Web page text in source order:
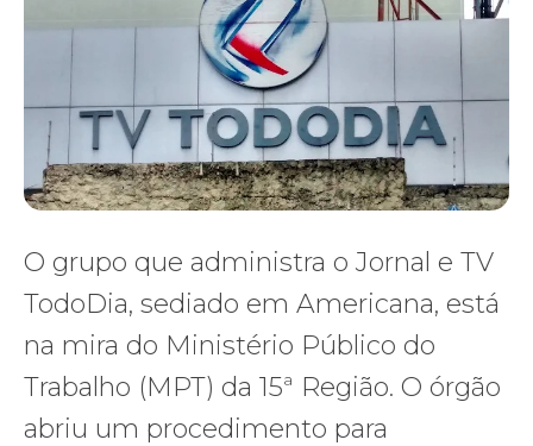
O grupo que administra o Jornal e TV
TodoDia, sediado em Americana, está
na mira do Ministério Público do
Trabalho (MPT) da 15ª Região. O órgão
abriu um procedimento para